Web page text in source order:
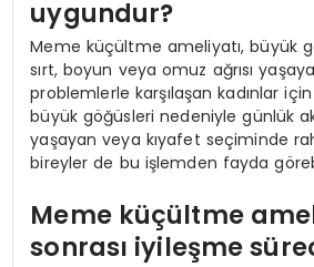
uygundur?
Meme küçültme ameliyatı, büyük
sırt, boyun veya omuz ağrısı
problemlerle karşılaşan kadınlar
büyük göğüsleri nedeniyle günlük
yaşayan veya kıyafet seçiminde
bireyler de bu işlemden fayda
Meme küçültme
sonrası iyileşme